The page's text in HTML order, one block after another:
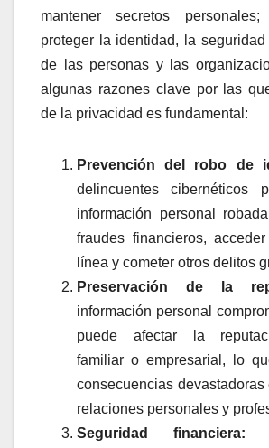
mantener secretos
proteger la identidad, la
de las personas y las
algunas razones clave por las
de la privacidad es fundamental:
Prevención del robo de
delincuentes cibernéticos
información personal
fraudes financieros,
línea y cometer otros delitos
Preservación de la
información personal
puede afectar la
familiar o empresarial, lo
consecuencias devastadoras
relaciones personales y
Seguridad financiera: